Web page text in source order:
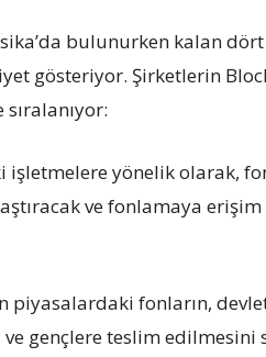
bulunurken kalan
gösteriyor. Şirketlerin
işletmelere yönelik olarak,
ve fonlamaya
piyasalardaki fonların,
gençlere teslim edilmesini